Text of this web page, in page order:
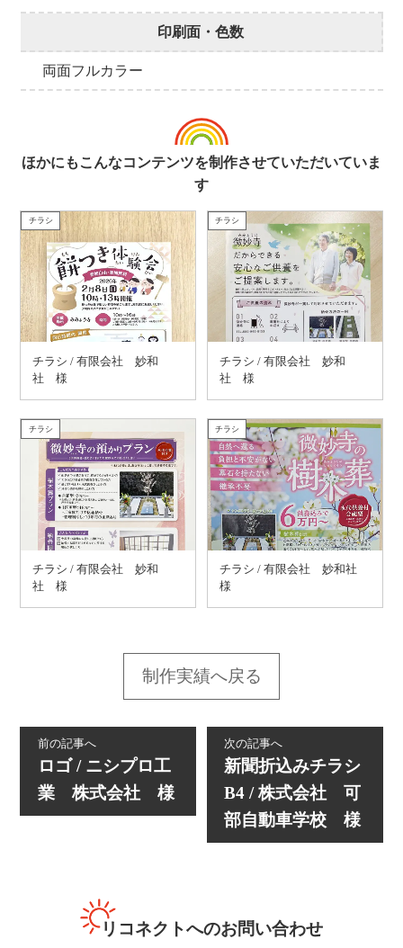
印刷面・色数
両面フルカラー
ほかにもこんなコンテンツを制作させていただいていま
す
チラシ
チラシ / 有限会社 妙和
社 様
チラシ
チラシ / 有限会社 妙和
社 様
チラシ
チラシ / 有限会社 妙和
社 様
チラシ
チラシ / 有限会社 妙和社
様
制作実績へ戻る
前の記事へ
ロゴ / ニシプロ工
業 株式会社 様
次の記事へ
新聞折込みチラシ
B4 / 株式会社 可
部自動車学校 様
リコネクトへのお問い合わせ